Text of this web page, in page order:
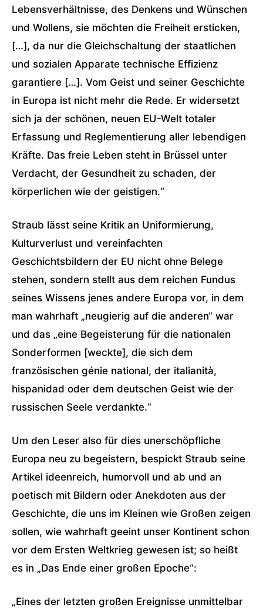
Lebensverhältnisse, des Denkens und Wünschen
und Wollens, sie möchten die Freiheit ersticken,
[…], da nur die Gleichschaltung der staatlichen
und sozialen Apparate technische Effizienz
garantiere […]. Vom Geist und seiner Geschichte
in Europa ist nicht mehr die Rede. Er widersetzt
sich ja der schönen, neuen EU-Welt totaler
Erfassung und Reglementierung aller lebendigen
Kräfte. Das freie Leben steht in Brüssel unter
Verdacht, der Gesundheit zu schaden, der
körperlichen wie der geistigen.“
Straub lässt seine Kritik an Uniformierung,
Kulturverlust und vereinfachten
Geschichtsbildern der EU nicht ohne Belege
stehen, sondern stellt aus dem reichen Fundus
seines Wissens jenes andere Europa vor, in dem
man wahrhaft „neugierig auf die anderen“ war
und das „eine Begeisterung für die nationalen
Sonderformen [weckte], die sich dem
französischen génie national, der italianità,
hispanidad oder dem deutschen Geist wie der
russischen Seele verdankte.“
Um den Leser also für dies unerschöpfliche
Europa neu zu begeistern, bespickt Straub seine
Artikel ideenreich, humorvoll und ab und an
poetisch mit Bildern oder Anekdoten aus der
Geschichte, die uns im Kleinen wie Großen zeigen
sollen, wie wahrhaft geeint unser Kontinent schon
vor dem Ersten Weltkrieg gewesen ist; so heißt
es in „Das Ende einer großen Epoche“:
„Eines der letzten großen Ereignisse unmittelbar